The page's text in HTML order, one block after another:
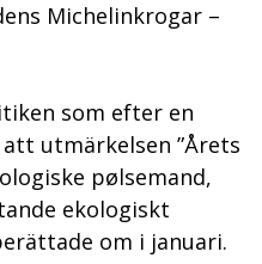
Michelinkrogar –
som efter en
utmärkelsen ”Årets
pølsemand,
ekologiskt
om i januari.